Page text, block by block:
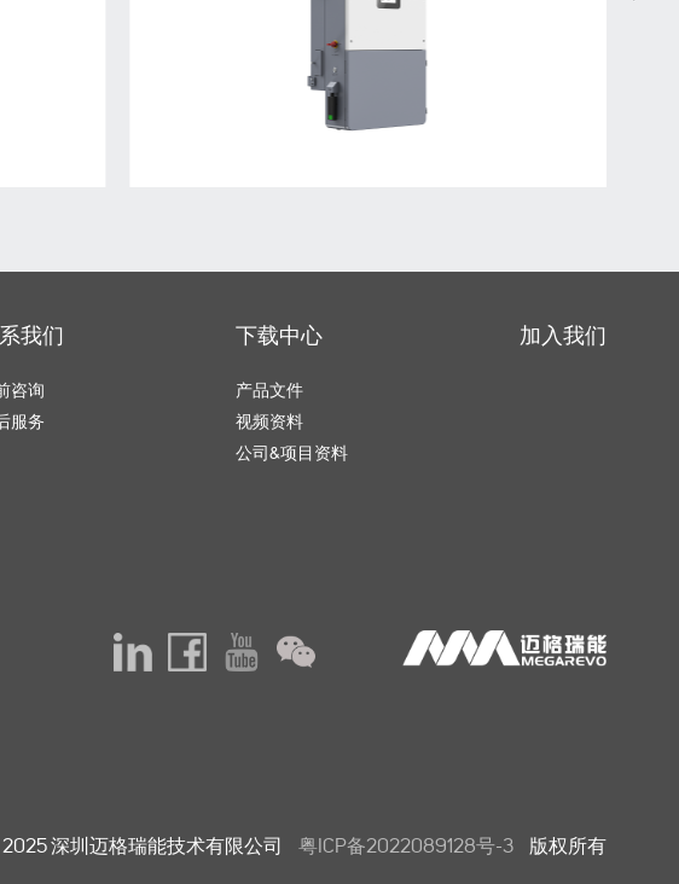
我们
咨询
服务
下载中心
产品文件
视频资料
公司&项目资料
加入我们
深圳迈格瑞能技术有限公司 粤ICP备2022089128号-3 版权所有